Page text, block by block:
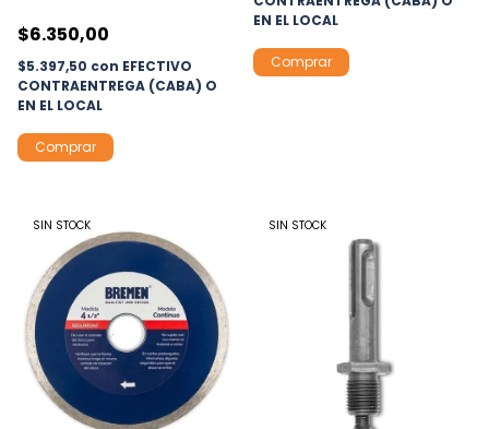
$6.350,00
$5.397,50 con EFECTIVO
CONTRAENTREGA (CABA) O
EN EL LOCAL
Comprar
EN EL LOCAL
SIN STOCK SIN STOCK